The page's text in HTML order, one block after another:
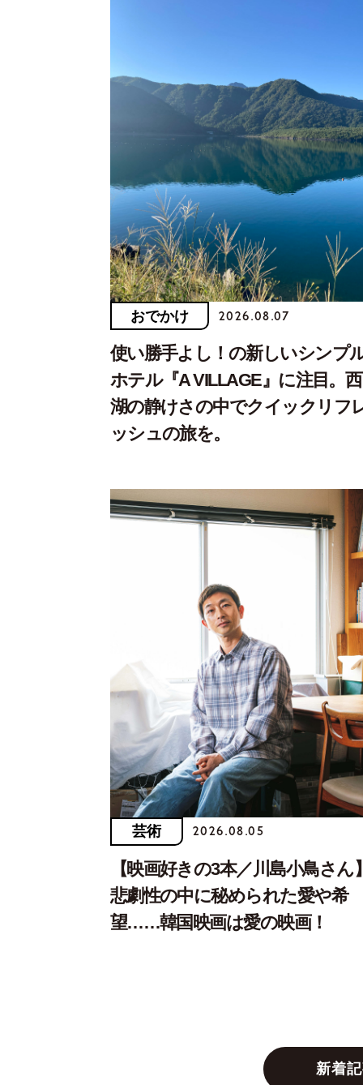
おでかけ 2026.08.07
使い勝手よし！の新しいシンプ
ホテル『A VILLAGE』に注目。西
湖の静けさの中でクイックリフ
ッシュの旅を。
芸術 2026.08.05
【映画好きの3本／川島小鳥さん
悲劇性の中に秘められた愛や希
望……韓国映画は愛の映画！
新着